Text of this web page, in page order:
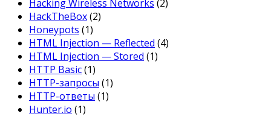
Hacking Wireless Networks (2)
HackTheBox(2)
Honeypots (1)
HTML Injection — Reflected (4)
HTML Injection — Stored (1)
HTTP Basic(1)
HTTP-запросы (1)
HTTP-ответы (1)
Hunter.io (1)